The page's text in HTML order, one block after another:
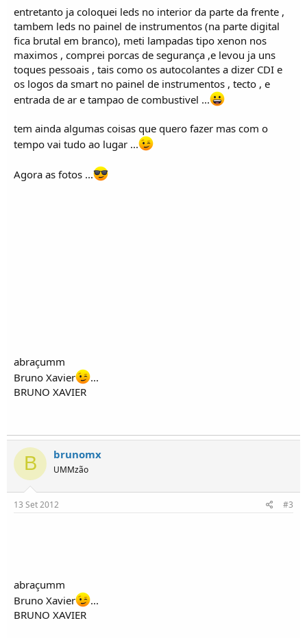
entretanto ja coloquei leds no interior da parte da frente ,
tambem leds no painel de instrumentos (na parte digital
fica brutal em branco), meti lampadas tipo xenon nos
maximos , comprei porcas de segurança ,e levou ja uns
toques pessoais , tais como os autocolantes a dizer CDI e
os logos da smart no painel de instrumentos , tecto , e
entrada de ar e tampao de combustivel ...
tem ainda algumas coisas que quero fazer mas com o
tempo vai tudo ao lugar ...
Agora as fotos ...
abraçumm
Bruno Xavier
...
BRUNO XAVIER
B brunomx
UMMzão
13 Set 2012 #3
abraçumm
Bruno Xavier
...
BRUNO XAVIER